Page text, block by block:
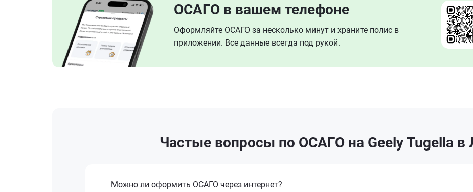
ОСАГО в вашем телефоне
Оформляйте ОСАГО за несколько минут и храните полис в
приложении. Все данные всегда под рукой.
Частые вопросы по ОСАГО на Geely Tugella в
Можно ли оформить ОСАГО через интернет?